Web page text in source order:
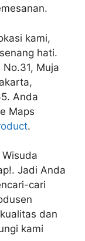
kami,
hati.
Muja
Anda
Maps
.
Jadi Anda
cari
dan
kami